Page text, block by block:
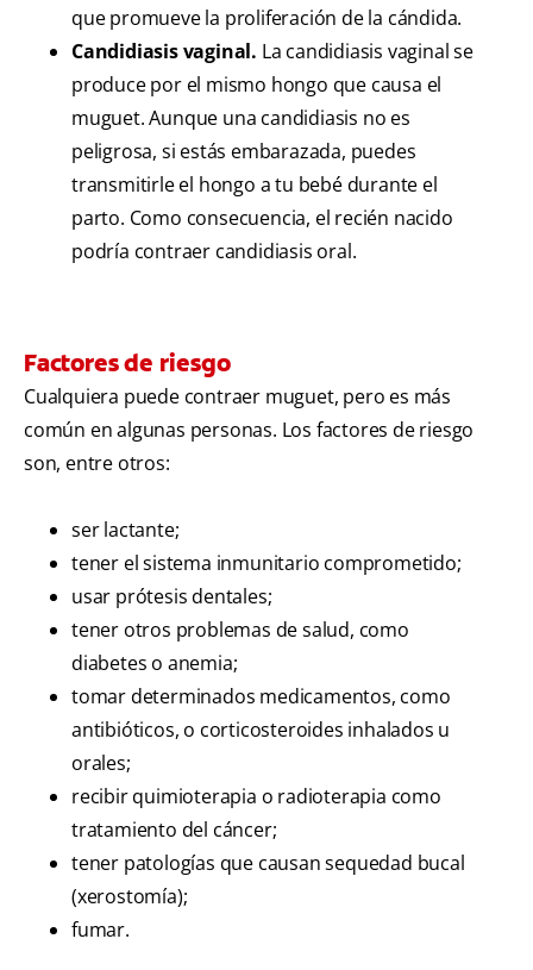
que promueve la proliferación de la cándida.
Candidiasis vaginal. La candidiasis vaginal se
produce por el mismo hongo que causa el
muguet. Aunque una candidiasis no es
peligrosa, si estás embarazada, puedes
transmitirle el hongo a tu bebé durante el
parto. Como consecuencia, el recién nacido
podría contraer candidiasis oral.
Factores de riesgo
Cualquiera puede contraer muguet, pero es más
común en algunas personas. Los factores de riesgo
son, entre otros:
ser lactante;
tener el sistema inmunitario comprometido;
usar prótesis dentales;
tener otros problemas de salud, como
diabetes o anemia;
tomar determinados medicamentos, como
antibióticos, o corticosteroides inhalados u
orales;
recibir quimioterapia o radioterapia como
tratamiento del cáncer;
tener patologías que causan sequedad bucal
(xerostomía);
fumar.